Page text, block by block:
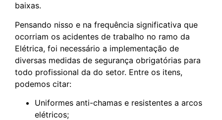
baixas.
Pensando nisso e na frequência significativa que
ocorriam os acidentes de trabalho no ramo da
Elétrica, foi necessário a implementação de
diversas medidas de segurança obrigatórias para
todo profissional da do setor. Entre os itens,
podemos citar:
Uniformes anti-chamas e resistentes a arcos
elétricos;